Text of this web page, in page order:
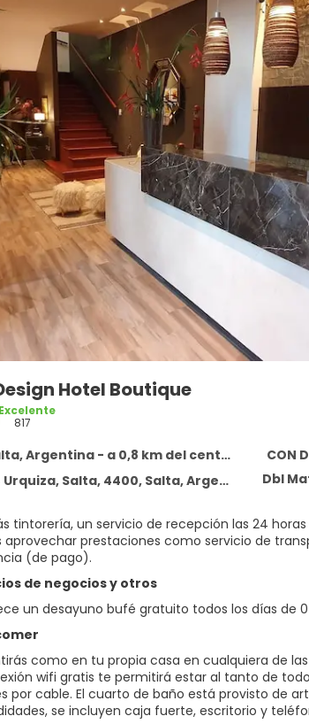
Hotel Boutique
Excelente
817
Argentina - a 0,8 km del centro
CON
Salta, 4400, Salta, Argentina, Salta, Argentina
Dbl
como en tu propia casa en cualquiera de
wifi gratis te permitirá estar al tanto de
por cable. El cuarto de baño está provisto de
se incluyen caja fuerte, escritorio y
un desayuno bufé gratuito todos los días de
de negocios y otros
tintorería, un servicio de recepción las 24
aprovechar prestaciones como servicio de
(de pago).